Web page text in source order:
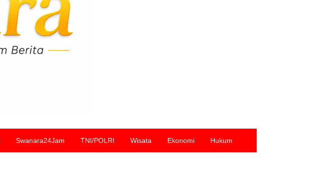
Swanara24Jam TNI/POLRI Wisata Ekonomi Hukum